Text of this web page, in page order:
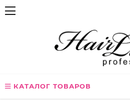
КАТАЛОГ ТОВАРОВ